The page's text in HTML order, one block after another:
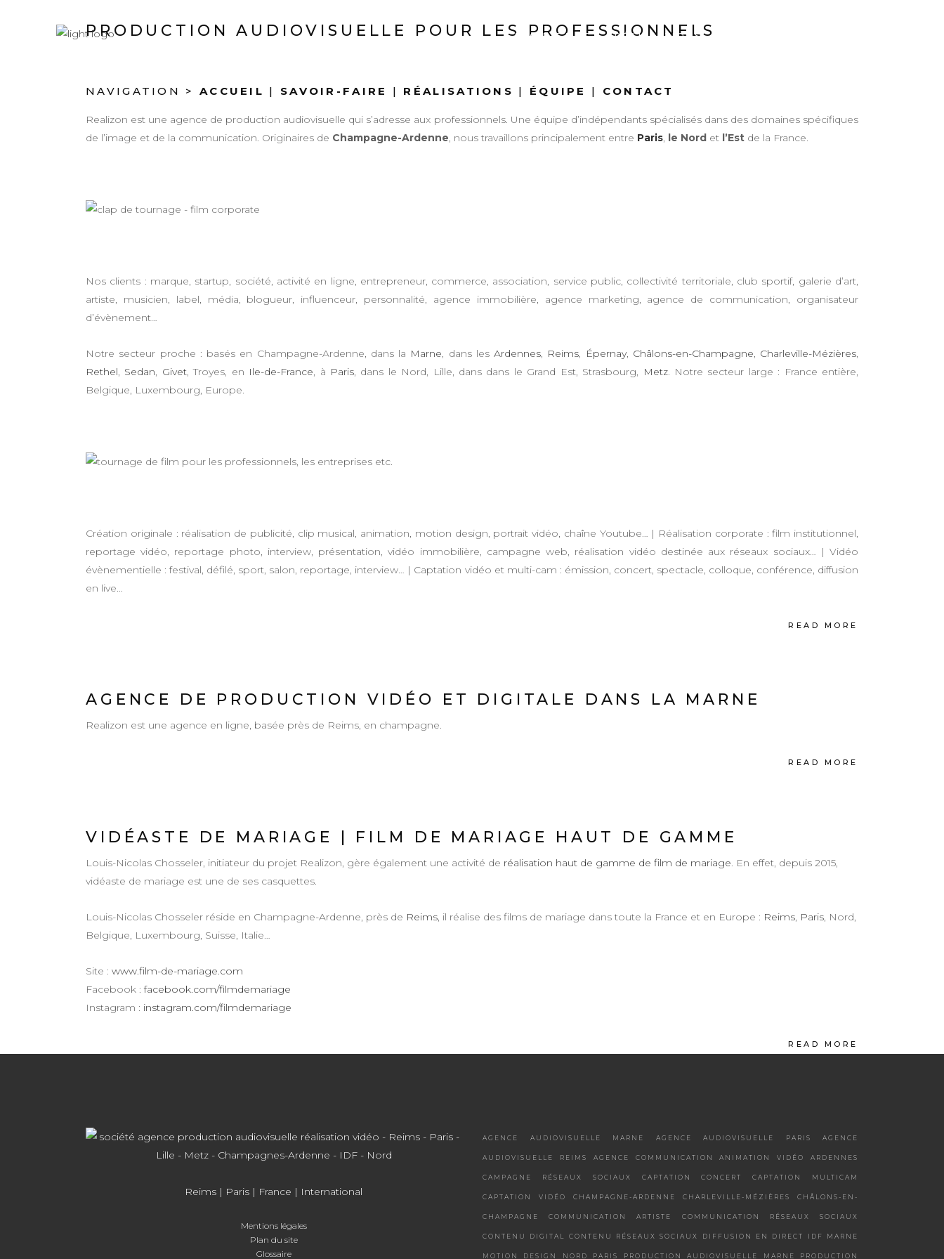
SAVOIR-FAIRE RÉALISATIONS
PRODUCTION AUDIOVISUELLE POUR LES PROFESSIONNELS
NAVIGATION > ACCUEIL | SAVOIR-FAIRE | RÉALISATIONS | ÉQUIPE | CONTACT
Realizon est une agence de production audiovisuelle qui s’adresse aux professionnels. Une équipe d’indépendants spécialisés dans des domaines spécifiques
de l’image et de la communication. Originaires de Champagne-Ardenne, nous travaillons principalement entre Paris, le Nord et l’Est de la France.
Nos clients : marque, startup, société, activité en ligne, entrepreneur, commerce, association, service public, collectivité territoriale, club sportif, galerie d’art,
artiste, musicien, label, média, blogueur, influenceur, personnalité, agence immobilière, agence marketing, agence de communication, organisateur
d’évènement…
Notre secteur proche : basés en Champagne-Ardenne, dans la Marne, dans les Ardennes, Reims, Épernay, Châlons-en-Champagne, Charleville-Mézières,
Rethel, Sedan, Givet, Troyes, en Ile-de-France, à Paris, dans le Nord, Lille, dans dans le Grand Est, Strasbourg, Metz. Notre secteur large : France entière,
Belgique, Luxembourg, Europe.
Création originale : réalisation de publicité, clip musical, animation, motion design, portrait vidéo, chaîne Youtube… | Réalisation corporate : film institutionnel,
reportage vidéo, reportage photo, interview, présentation, vidéo immobilière, campagne web, réalisation vidéo destinée aux réseaux sociaux… | Vidéo
évènementielle : festival, défilé, sport, salon, reportage, interview… | Captation vidéo et multi-cam : émission, concert, spectacle, colloque, conférence, diffusion
en live…
READ MORE
AGENCE DE PRODUCTION VIDÉO ET DIGITALE DANS LA MARNE
Realizon est une agence en ligne, basée près de Reims, en champagne.
READ MORE
VIDÉASTE DE MARIAGE | FILM DE MARIAGE HAUT DE GAMME
Louis-Nicolas Chosseler, initiateur du projet Realizon, gère également une activité de réalisation haut de gamme de film de mariage . En effet, depuis 2015,
vidéaste de mariage est une de ses casquettes.
Louis-Nicolas Chosseler réside en Champagne-Ardenne, près de Reims , il réalise des films de mariage dans toute la France et en Europe : Reims Paris , Nord,
Belgique, Luxembourg, Suisse, Italie…
Site : www.film-de-mariage.com
Facebook :facebook.com/filmdemariage
Instagram : instagram.com/filmdemariage
READ MORE
Reims | Paris | France | International
Mentions légales
Plan du site
Glossaire
AGENCE AUDIOVISUELLE MARNE AGENCE AUDIOVISUELLE PARIS AGENCE
AUDIOVISUELLE REIMS AGENCE COMMUNICATION ANIMATION VIDÉO ARDENNES
CAMPAGNE RÉSEAUX SOCIAUX CAPTATION CONCERT CAPTATION MULTICAM
CAPTATION VIDÉO CHAMPAGNE-ARDENNE CHARLEVILLE-MÉZIÈRES CHÂLONS-EN-
CHAMPAGNE COMMUNICATION ARTISTE COMMUNICATION RÉSEAUX SOCIAUX
CONTENU DIGITAL CONTENU RÉSEAUX SOCIAUX DIFFUSION EN DIRECT IDF MARNE
MOTION DESIGN NORD PARIS PRODUCTION AUDIOVISUELLE MARNE PRODUCTION